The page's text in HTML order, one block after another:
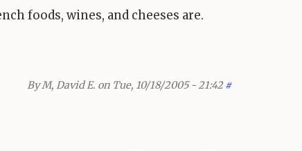
foods, wines, and cheeses are.
ByM, David E. on Tue, 10/18/2005 - 21:42 #